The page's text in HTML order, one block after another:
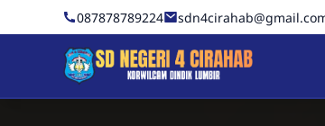
Skip to Content087878789224
Sekolah Dasar